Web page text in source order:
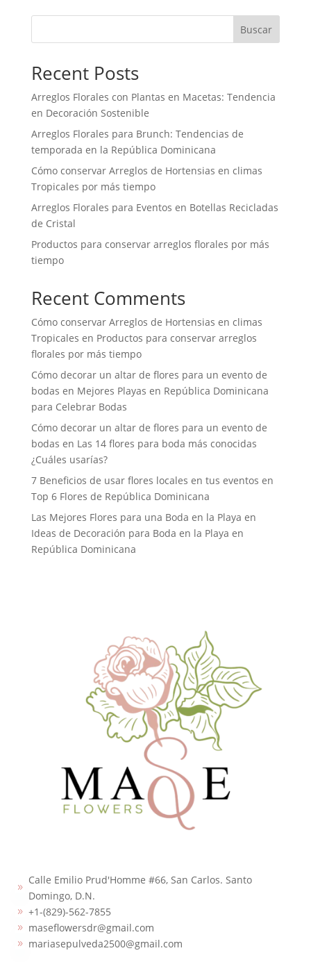
Buscar
Recent Posts
Arreglos Florales con Plantas en Macetas: Tendencia
en Decoración Sostenible
Arreglos Florales para Brunch: Tendencias de
temporada en la República Dominicana
Cómo conservar Arreglos de Hortensias en climas
Tropicales por más tiempo
Arreglos Florales para Eventos en Botellas Recicladas
de Cristal
Productos para conservar arreglos florales por más
tiempo
Recent Comments
Cómo conservar Arreglos de Hortensias en climas
Tropicales en Productos para conservar arreglos
florales por más tiempo
Cómo decorar un altar de flores para un evento de
bodas en Mejores Playas en República Dominicana
para Celebrar Bodas
Cómo decorar un altar de flores para un evento de
bodas en Las 14 flores para boda más conocidas
¿Cuáles usarías?
7 Beneficios de usar flores locales en tus eventos en
Top 6 Flores de República Dominicana
Las Mejores Flores para una Boda en la Playa en
Ideas de Decoración para Boda en la Playa en
República Dominicana
9
Calle Emilio Prud'Homme #66, San Carlos. Santo
Domingo, D.N.
9 +1-(829)-562-7855
9 maseflowersdr@gmail.com
9 mariasepulveda2500@gmail.com